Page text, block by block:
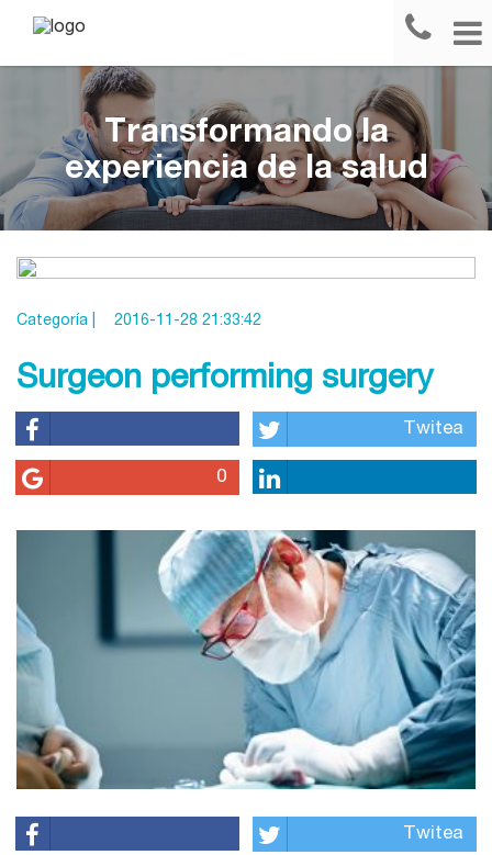
Transformando la
experiencia de la salud
Categoría | 2016-11-28 21:33:42
Surgeon performing surgery
Twitea
0
Twitea